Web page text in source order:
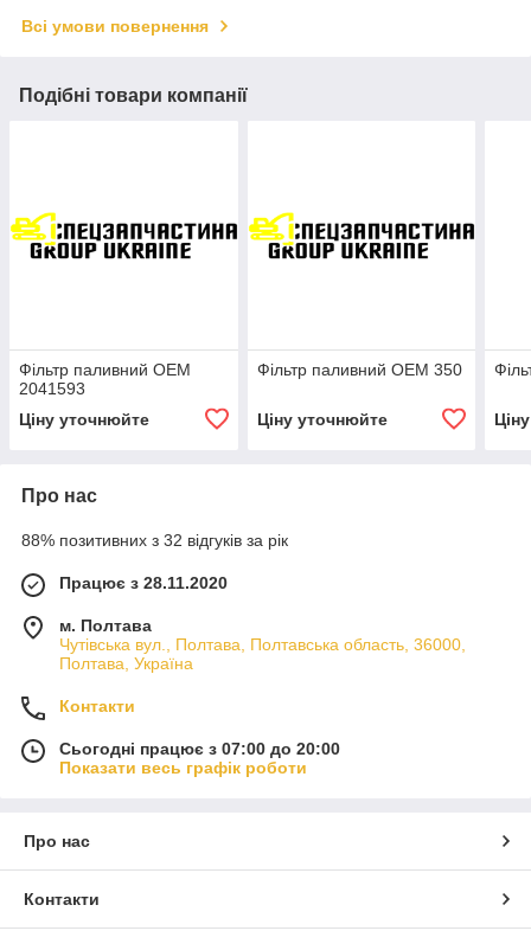
Всі умови повернення
Подібні товари компанії
Фільтр паливний OEM
2041593
Ціну уточнюйте
Фільтр паливний OEM 350
Ціну уточнюйте
Про нас
88% позитивних з 32 відгуків за рік
Працює з 28.11.2020
м. Полтава
Чутівська вул., Полтава, Полтавська область, 36000,
Полтава, Україна
Контакти
Сьогодні працює з 07:00 до 20:00
Показати весь графік роботи
Про нас
Контакти